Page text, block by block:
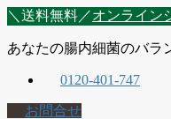
コ
テ
に
ナ
ゲ
ョ
＼送料無料／オンライン
あなたの腸内細菌のバラ
0120-401-747
お問合せ